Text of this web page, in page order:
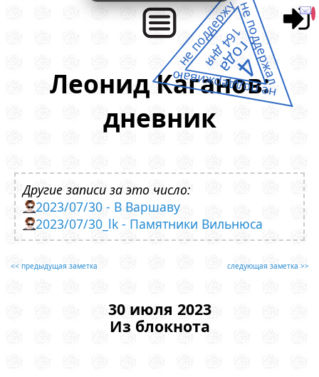
Леонид Каганов:
дневник
Другие записи за это число:
2023/07/30 - В Варшаву
2023/07/30_lk - Памятники Вильнюса
<< предыдущая заметка следующая заметка >>
30 июля 2023
Из блокнота
не поддержал
не поддерживаю
не поддержу4
года
164 дня